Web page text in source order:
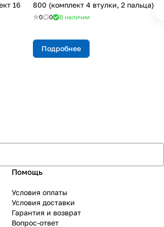
16
800 (комплект 4 втулки, 2 пальца)
0 0 В наличии
Подробнее
Помощь
Условия оплаты
Условия доставки
Гарантия и возврат
Вопрос-ответ